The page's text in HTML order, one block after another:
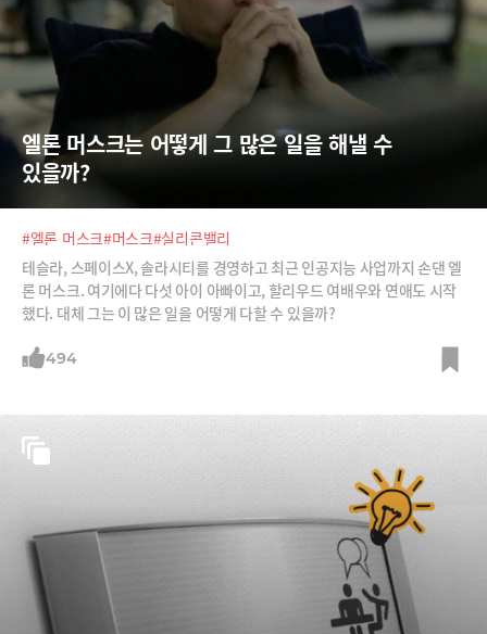
엘론 머스크는 어떻게 그 많은 일을 해낼 수
있을까?
#엘론 머스크#머스크#실리콘밸리
테슬라, 스페이스X, 솔라시티를 경영하고 최근 인공지능 사업까지 손댄 엘
론 머스크. 여기에다 다섯 아이 아빠이고, 할리우드 여배우와 연애도 시작
했다. 대체 그는 이 많은 일을 어떻게 다할 수 있을까?
494